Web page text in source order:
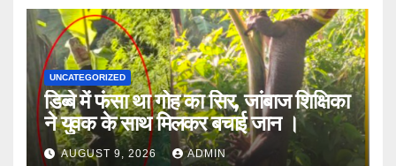
UNCATEGORIZED
डिब्बे में फंसा था गोह का सिर, जांबाज शिक्षिका
ने युवक के साथ मिलकर बचाई जान ।
AUGUST 9, 2026 ADMIN